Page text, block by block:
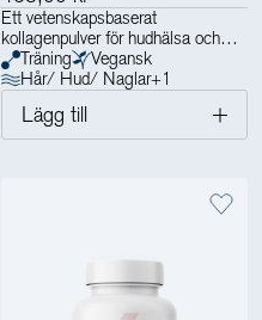
Ett vetenskapsbaserat
kollagenpulver för hudhälsa och
starka leder
Träning
Vegansk
Hår/ Hud/ Naglar+1
Lägg till